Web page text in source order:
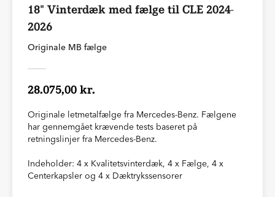
18" Vinterdæk med fælge til CLE 2024-
2026
Originale MB fælge
28.075,00 kr.
Originale letmetalfælge fra Mercedes-Benz. Fælgene
har gennemgået krævende tests baseret på
retningslinjer fra Mercedes-Benz.
Indeholder: 4 x Kvalitetsvinterdæk, 4 x Fælge, 4 x
Centerkapsler og 4 x Dæktrykssensorer